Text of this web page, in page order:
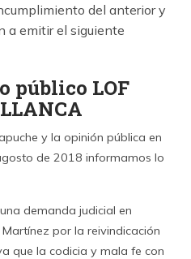
del anterior y
a emitir el siguiente
público LOF
y la opinión pública en
de 2018 informamos lo
demanda judicial en
por la reivindicación
que la codicia y mala fe con